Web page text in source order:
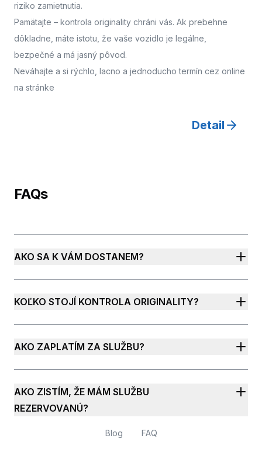
riziko zamietnutia.
Pamätajte – kontrola originality chráni vás. Ak prebehne
dôkladne, máte istotu, že vaše vozidlo je legálne,
bezpečné a má jasný pôvod.
Neváhajte a si rýchlo, lacno a jednoducho termín cez online
na stránke
Detail
FAQs
AKO SA K VÁM DOSTANEM?
KOĽKO STOJÍ KONTROLA ORIGINALITY?
AKO ZAPLATÍM ZA SLUŽBU?
AKO ZISTÍM, ŽE MÁM SLUŽBU
REZERVOVANÚ?
Blog FAQ